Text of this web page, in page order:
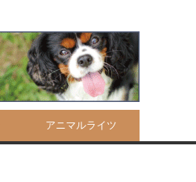
アニマルライツ